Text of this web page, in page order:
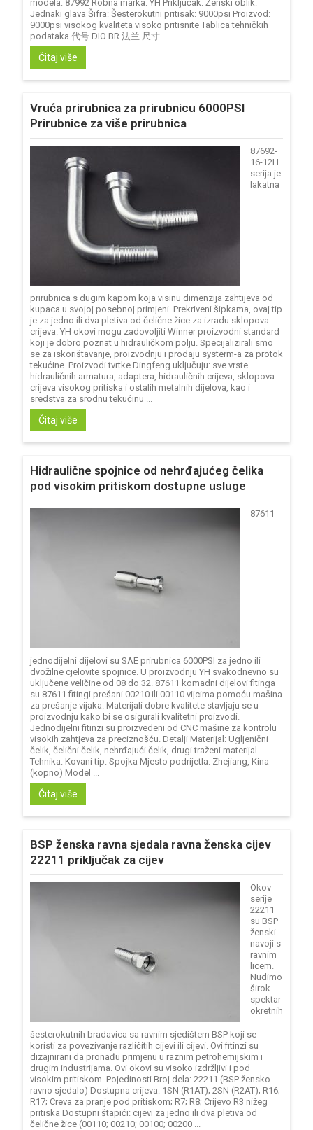
modela: 87992 Robna marka: YH Priključak: Ženski oblik:
Jednaki glava Šifra: Šesterokutni pritisak: 9000psi Proizvod:
9000psi visokog kvaliteta visoko pritisnite Tablica tehničkih
podataka 代号 DIO BR.法兰 尺寸 ...
Čitaj više
Vruća prirubnica za prirubnicu 6000PSI
Prirubnice za više prirubnica
87692-
16-12H
serija je
lakatna
prirubnica s dugim kapom koja visinu dimenzija zahtijeva od
kupaca u svojoj posebnoj primjeni. Prekriveni šipkama, ovaj tip
je za jedno ili dva pletiva od čelične žice za izradu sklopova
crijeva. YH okovi mogu zadovoljiti Winner proizvodni standard
koji je dobro poznat u hidrauličkom polju. Specijalizirali smo
se za iskorištavanje, proizvodnju i prodaju systerm-a za protok
tekućine. Proizvodi tvrtke Dingfeng uključuju: sve vrste
hidrauličnih armatura, adaptera, hidrauličnih crijeva, sklopova
crijeva visokog pritiska i ostalih metalnih dijelova, kao i
sredstva za srodnu tekućinu ...
Čitaj više
Hidraulične spojnice od nehrđajućeg čelika
pod visokim pritiskom dostupne usluge
87611
jednodijelni dijelovi su SAE prirubnica 6000PSI za jedno ili
dvožilne cjelovite spojnice. U proizvodnju YH svakodnevno su
uključene veličine od 08 do 32. 87611 komadni dijelovi fitinga
su 87611 fitingi prešani 00210 ili 00110 vijcima pomoću mašina
za prešanje vijaka. Materijali dobre kvalitete stavljaju se u
proizvodnju kako bi se osigurali kvalitetni proizvodi.
Jednodijelni fitinzi su proizvedeni od CNC mašine za kontrolu
visokih zahtjeva za preciznošću. Detalji Materijal: Ugljenični
čelik, čelični čelik, nehrđajući čelik, drugi traženi materijal
Tehnika: Kovani tip: Spojka Mjesto podrijetla: Zhejiang, Kina
(kopno) Model ...
Čitaj više
BSP ženska ravna sjedala ravna ženska cijev
22211 priključak za cijev
Okov
serije
22211
su BSP
ženski
navoji s
ravnim
licem.
Nudimo
širok
spektar
okretnih
šesterokutnih bradavica sa ravnim sjedištem BSP koji se
koristi za povezivanje različitih cijevi ili cijevi. Ovi fitinzi su
dizajnirani da pronađu primjenu u raznim petrohemijskim i
drugim industrijama. Ovi okovi su visoko izdržljivi i pod
visokim pritiskom. Pojedinosti Broj dela: 22211 (BSP žensko
ravno sjedalo) Dostupna crijeva: 1SN (R1AT); 2SN (R2AT); R16;
R17; Creva za pranje pod pritiskom; R7; R8; Crijevo R3 nižeg
pritiska Dostupni štapići: cijevi za jedno ili dva pletiva od
čelične žice (00110; 00210; 00100; 00200 ...